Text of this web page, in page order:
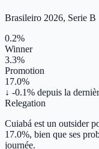
Brasileiro 2026, Serie B
0.2%
Winner
3.3%
Promotion
17.0%
↓ -0.1% depuis la
Relegation
Cuiabá est un outsider
17.0%, bien que ses
journée.